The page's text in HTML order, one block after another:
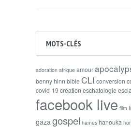
MOTS-CLÉS
adoration afrique amour
benny hinn bible CLI conversion
covid-19création eschatologie
facebook live film
gaza gospel hamas hanouka